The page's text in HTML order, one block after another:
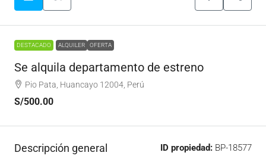
DESTACADO ALQUILER OFERTA
Se alquila departamento de estreno
Pio Pata, Huancayo 12004, Perú
S/500.00
Descripción general ID propiedad: BP-18577